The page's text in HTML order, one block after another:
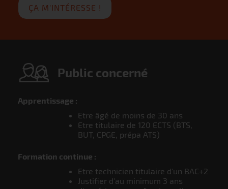
ÇA M'INTÉRESSE !
Public concerné
Apprentissage :
Etre âgé de moins de 30 ans
Etre titulaire de 120 ECTS (BTS,
BUT, CPGE, prépa ATS)
Formation continue :
Etre technicien titulaire d'un BAC+2
Justifier d'au minimum 3 ans